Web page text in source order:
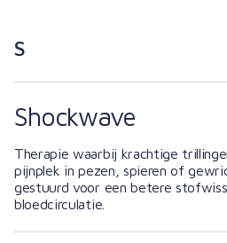
S
Shockwave
Therapie waarbij krachtige
pijnplek in pezen, spieren of
gestuurd voor een betere
bloedcirculatie.